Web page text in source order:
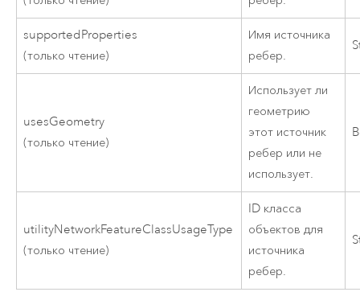
supportedProperties
(только чтение)
Имя источника
ребер.
usesGeometry
(только чтение)
Использует ли
геометрию
этот источник
ребер или не
использует.
utilityNetworkFeatureClassUsageType
(только чтение)
ID класса
объектов для
источника
ребер.